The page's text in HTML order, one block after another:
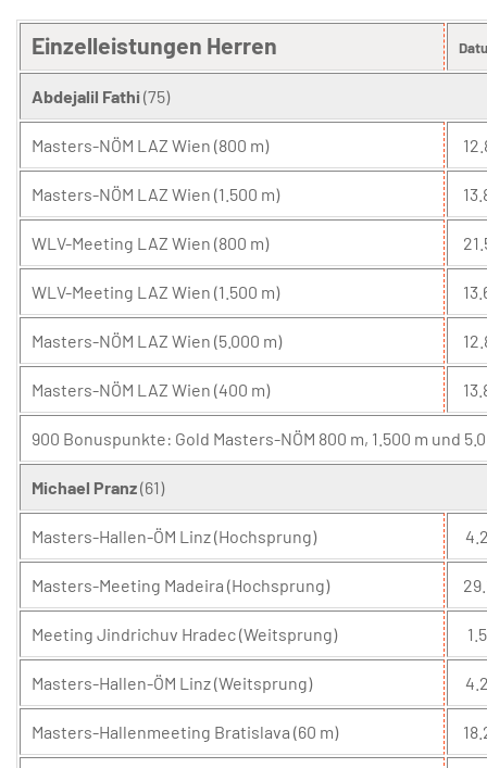
Einzelleistungen Herren
Abdejalil Fathi (75)
Masters-NÖM LAZ Wien (800 m)
Masters-NÖM LAZ Wien (1.500 m)
WLV-Meeting LAZ Wien (800 m)
WLV-Meeting LAZ Wien (1.500 m)
Masters-NÖM LAZ Wien (5.000 m)
Masters-NÖM LAZ Wien (400 m)
900 Bonuspunkte: Gold Masters-NÖM 800 m, 1.500 m und
Michael Pranz(61)
Masters-Hallen-ÖM Linz (Hochsprung)
Masters-Meeting Madeira (Hochsprung)
Meeting Jindrichuv Hradec (Weitsprung)
Masters-Hallen-ÖM Linz (Weitsprung)
Masters-Hallenmeeting Bratislava (60 m)